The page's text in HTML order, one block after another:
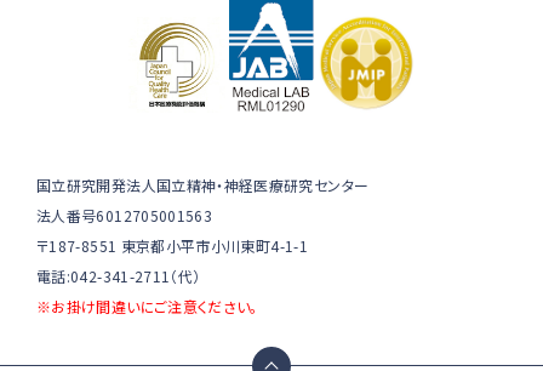
国立研究開発法人国立精神・神経医療研究センター
法人番号6012705001563
〒187-8551 東京都小平市小川東町4-1-1
電話:042-341-2711（代）
※お掛け間違いにご注意ください。